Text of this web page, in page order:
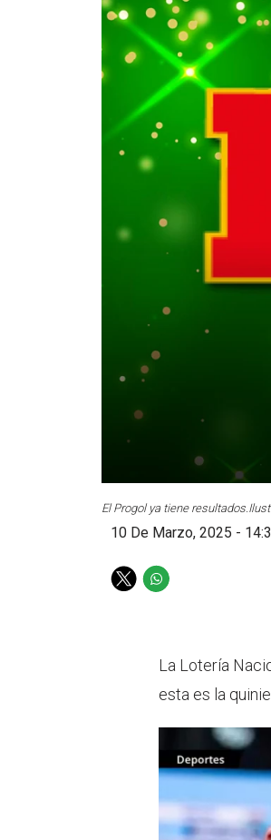
El Progol ya tiene resultados.
10 De Marzo, 2025 -
T
W
s
p
La Lotería
esta es la